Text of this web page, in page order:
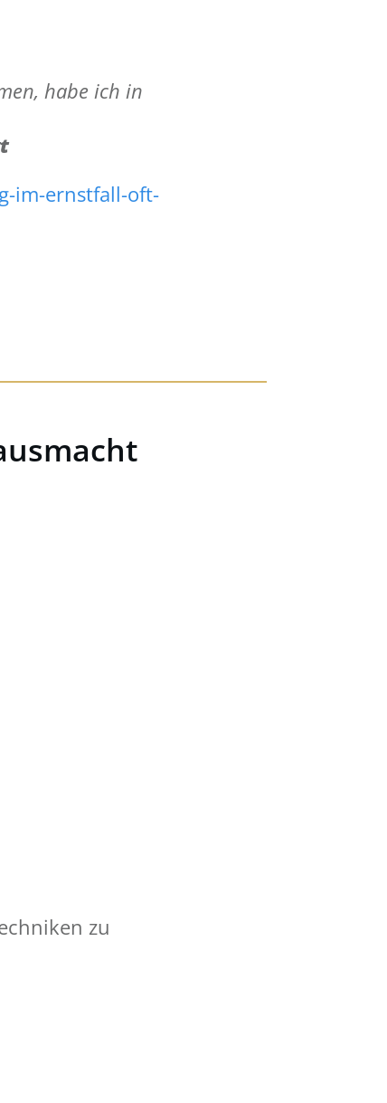
habe ich in
im-ernstfall-oft-
zu